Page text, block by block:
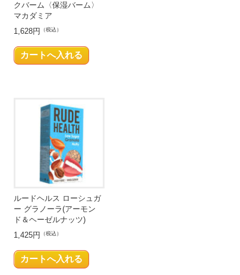
クバーム〈保湿バーム〉
マカダミア
1,628円
（税込）
ルードヘルス ローシュガ
ー グラノーラ(アーモン
ド＆ヘーゼルナッツ)
1,425円
（税込）